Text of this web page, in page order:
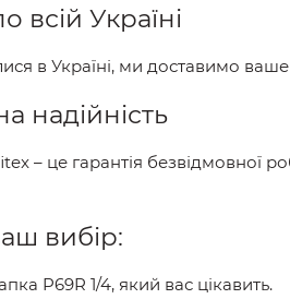
всій Україні
в Україні, ми доставимо
надійність
– це гарантія безвідмовної
вибір:
P69R 1/4, який вас цікавить.